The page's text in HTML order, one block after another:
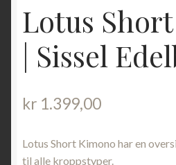
Lotus
| Sissel
kr 1.399,00
Lotus Short Kimono har en
til alle kroppstyper.